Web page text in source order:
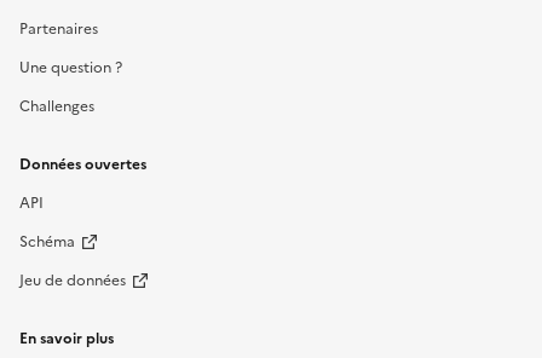
Partenaires
Une question ?
Challenges
Données ouvertes
API
Schéma
Jeu de données
En savoir plus